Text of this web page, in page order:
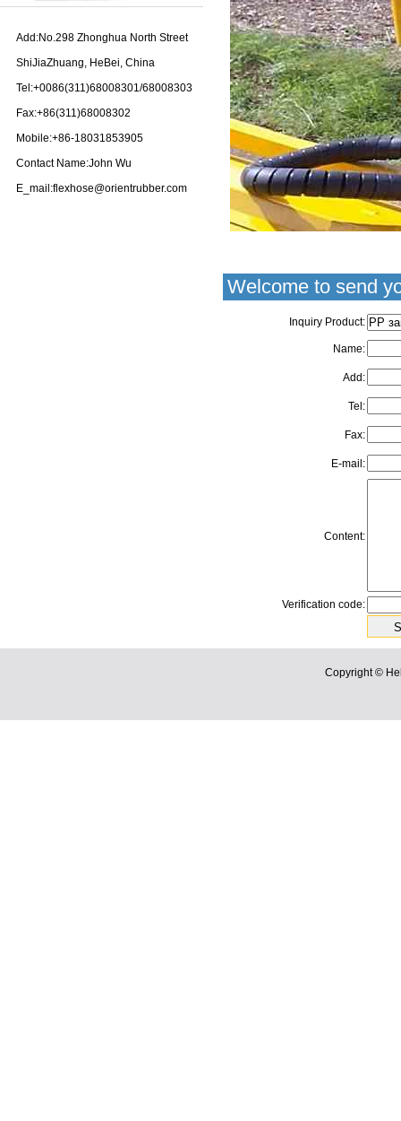
Add:No.298 Zhonghua North Street
ShiJiaZhuang, HeBei, China
Tel:+0086(311)68008301/68008303
Fax:+86(311)68008302
Mobile:+86-18031853905
Contact Name:John Wu
E_mail:flexhose@orientrubber.com
Welcome to send
Inquiry Product:
Name:
Add:
Tel:
Fax:
E-mail:
Content:
Verification code:
Copyright ©